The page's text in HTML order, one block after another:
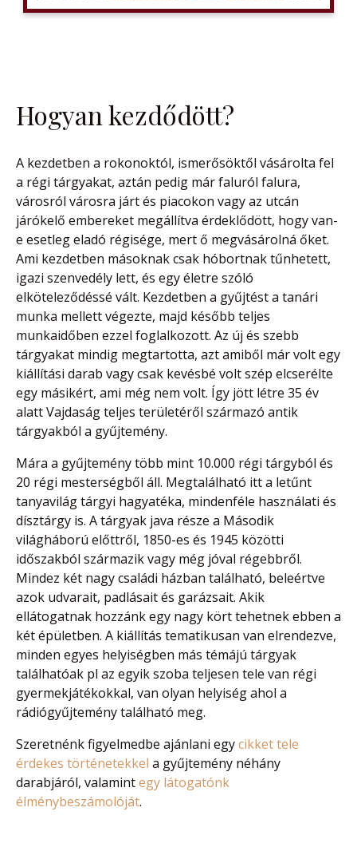
Hogyan kezdődött?
A kezdetben a rokonoktól, ismerősöktől vásárolta fel
a régi tárgyakat, aztán pedig már faluról falura,
városról városra járt és piacokon vagy az utcán
járókelő embereket megállítva érdeklődött, hogy van-
e esetleg eladó régisége, mert ő megvásárolná őket.
Ami kezdetben másoknak csak hóbortnak tűnhetett,
igazi szenvedély lett, és egy életre szóló
elköteleződéssé vált. Kezdetben a gyűjtést a tanári
munka mellett végezte, majd később teljes
munkaidőben ezzel foglalkozott. Az új és szebb
tárgyakat mindig megtartotta, azt amiből már volt egy
kiállítási darab vagy csak kevésbé volt szép elcserélte
egy másikért, ami még nem volt. Így jött létre 35 év
alatt Vajdaság teljes területéről származó antik
tárgyakból a gyűjtemény.
Mára a gyűjtemény több mint 10.000 régi tárgyból és
20 régi mesterségből áll. Megtalálható itt a letűnt
tanyavilág tárgyi hagyatéka, mindenféle használati és
dísztárgy is. A tárgyak java része a Második
világháború előttről, 1850-es és 1945 közötti
időszakból származik vagy még jóval régebbről.
Mindez két nagy családi házban található, beleértve
azok udvarait, padlásait és garázsait. Akik
ellátogatnak hozzánk egy nagy kört tehetnek ebben a
két épületben. A kiállítás tematikusan van elrendezve,
minden egyes helyiségben más témájú tárgyak
találhatóak pl az egyik szoba teljesen tele van régi
gyermekjátékokkal, van olyan helyiség ahol a
rádiógyűjtemény található meg.
Szeretnénk figyelmedbe ajánlani egycikket tele
érdekes történetekkel a gyűjtemény néhány
darabjáról, valamintegy látogatónk
élménybeszámolóját.